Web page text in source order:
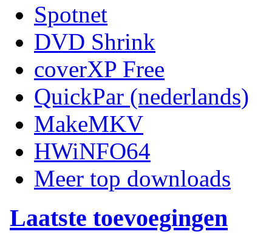
Spotnet
DVD Shrink
coverXP Free
QuickPar (nederlands)
MakeMKV
HWiNFO64
Meer top downloads
Laatste toevoegingen